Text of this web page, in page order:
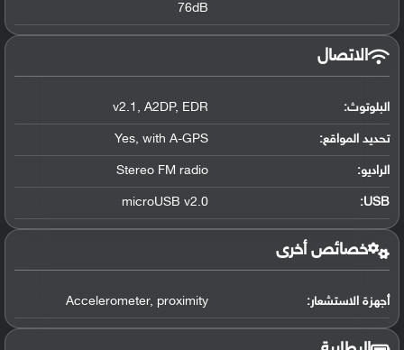
76dB
الاتصال
البلوتوث:
v2.1 , A2DP, EDR
تحديد المواقع:
Yes, with A-GPS
الراديو: Stereo FM radio
USB
:
microUSB v2.0
خصائص أخرى
أجهزة الاستشعار: Accelerometer, proximity